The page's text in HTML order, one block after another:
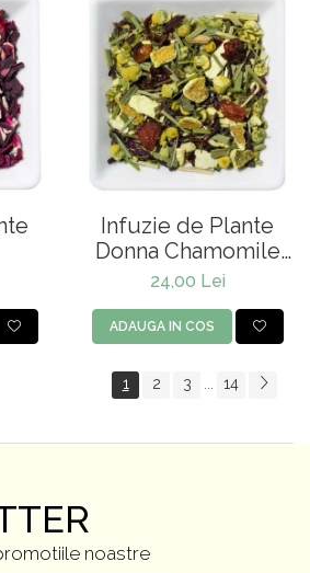
Infuzie de Plante
Donna Chamomile
Organic
24,00 Lei
ADAUGA IN COS
1 2 3 ... 14
noastre